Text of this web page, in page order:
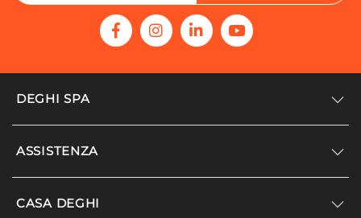
DEGHI SPA
Accedi/Registrati
ASSISTENZA
Supporto
CASA DEGHI